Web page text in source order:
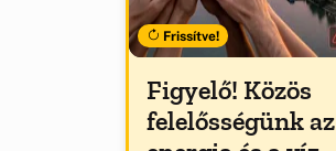
Frissítve!
Figyelő! Közös
felelősségünk az